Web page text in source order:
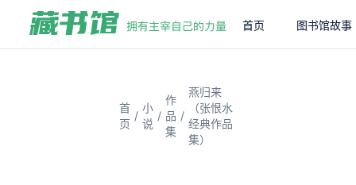
首页 图书馆故事
首
页
/
小
说
/
作
品
集
/
燕归来
（张恨水
经典作品
集）